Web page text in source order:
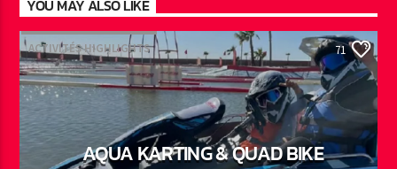
YOU MAY ALSO LIKE
ACTIVITÉS HIGHLIGHTS 71
AQUA KARTING & QUAD BIKE